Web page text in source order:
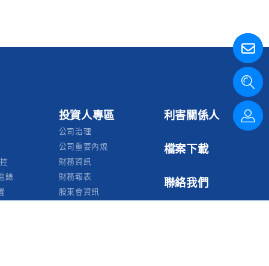
錶
投資人專區
公司治理
公司重要內規
財務資訊
財務報表
股東會資訊
利害關係人
檔案下載
聯絡我們